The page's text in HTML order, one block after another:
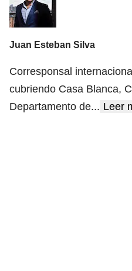
Juan Esteban Silva
Corresponsal
cubriendo Casa Blanca,
Departamento de... Leer